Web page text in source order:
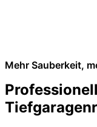
Mehr Sauberkeit,